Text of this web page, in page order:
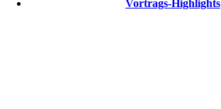
Vortrags-Highlights